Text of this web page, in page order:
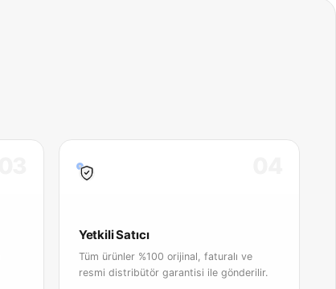
Yetkili Satıcı
Tüm ürünler %100 orijinal, faturalı ve
resmi distribütör garantisi ile gönderilir.